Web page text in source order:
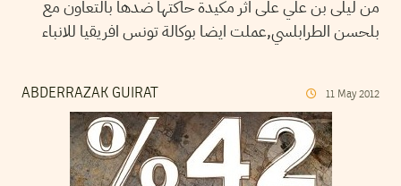
من ليلى بن علي على اثر مكيدة حاكتها ضدها بالتعاون مع
بلحسن الطرابلسي,عملت ايضا بوكالة تونس افريقيا للانباء
ABDERRAZAK GUIRAT 11 May 2012